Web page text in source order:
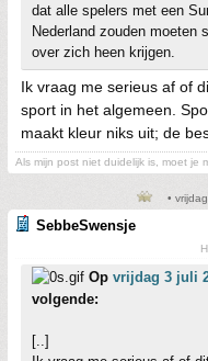
dat alle spelers met een
Nederland zouden moeten
over zich heen krijgen.
Ik vraag me serieus af of
sport in het algemeen.
maakt kleur niks uit; de
Als mijn post niet duidelijk is, moet je
•
SebbeSwensje
Op vrijdag 3 juli
volgende:
[..]